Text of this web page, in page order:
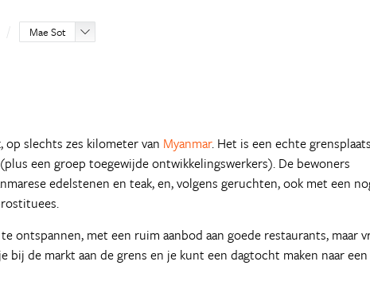
Mae Sot
slechts zes kilometer van Myanmar. Het is een echte
een groep toegewijde ontwikkelingswerkers). De bewoners
edelstenen en teak, en, volgens geruchten, ook met een
ontspannen, met een ruim aanbod aan goede restaurants, maar
de markt aan de grens en je kunt een dagtocht maken naar een